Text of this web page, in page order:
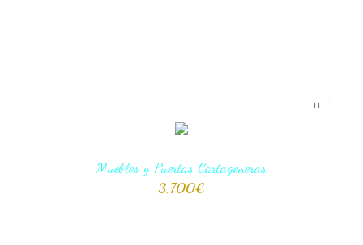
Muebles y Puertas Cartageneras
3,700€